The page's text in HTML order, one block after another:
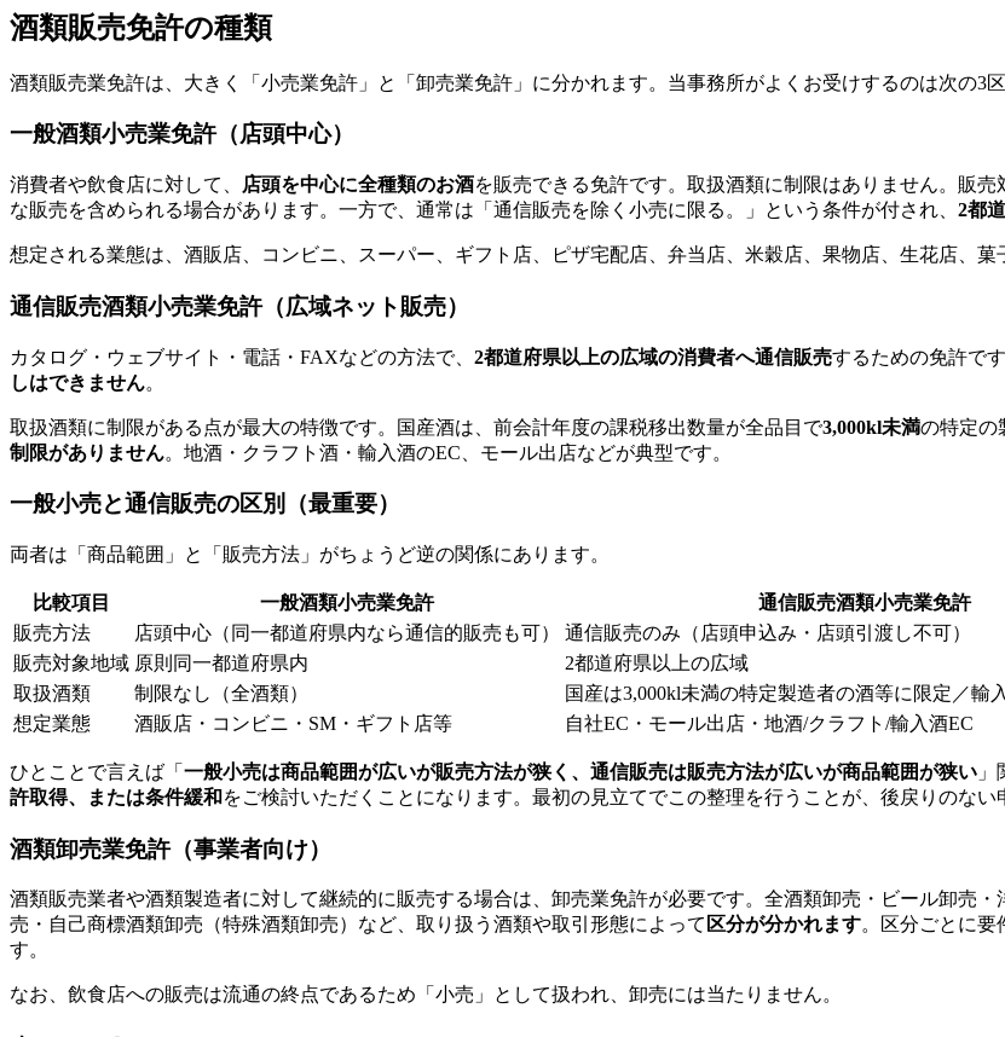
酒類販売免許の種類
酒類販売業免許は、大きく「小売業免許」と「卸売業免許」に分かれます。当事務所がよくお受けするのは次の3区
一般酒類小売業免許（店頭中心）
消費者や飲食店に対して、 店頭を中心に全種類のお酒を販売できる免許です。取扱酒類に制限はありません。販
な販売を含められる場合があります。一方で、通常は「通信販売を除く小売に限る。」という条件が付され、 2都
想定される業態は、酒販店、コンビニ、スーパー、ギフト店、ピザ宅配店、弁当店、米穀店、果物店、生花店、菓
通信販売酒類小売業免許（広域ネット販売）
カタログ・ウェブサイト・電話・FAXなどの方法で、 2都道府県以上の広域の消費者へ通信販売するための免許で
しはできません。
取扱酒類に制限がある点が最大の特徴です。国産酒は、前会計年度の課税移出数量が全品目で3,000kl未満の特定の
制限がありません。地酒・クラフト酒・輸入酒のEC、モール出店などが典型です。
一般小売と通信販売の区別（最重要）
両者は「商品範囲」と「販売方法」がちょうど逆の関係にあります。
比較項目 一般酒類小売業免許
通信販売酒類小売業免許
販売方法
店頭中心（同一都道府県内なら通信的販売も可）
通信販売のみ（店頭申込み・店頭引渡し不可）
販売対象地域 原則同一都道府県内
2都道府県以上の広域
取扱酒類
制限なし（全酒類）
国産は3,000kl未満の特定製造者の酒等に限定／輸
想定業態
酒販店・コンビニ・SM・ギフト店等 自社EC・モール出店・地酒/クラフト/輸入酒EC
ひとことで言えば「 一般小売は商品範囲が広いが販売方法が狭く、通信販売は販売方法が広いが商品範囲が狭い
許取得、または条件緩和 をご検討いただくことになります。最初の見立てでこの整理を行うことが、後戻りのない
酒類卸売業免許（事業者向け）
酒類販売業者や酒類製造者に対して継続的に販売する場合は、卸売業免許が必要です。全酒類卸売・ビール卸売
売・自己商標酒類卸売（特殊酒類卸売）など、取り扱う酒類や取引形態によって 区分が分かれます。区分ごとに要
す。
なお、飲食店への販売は流通の終点であるため「小売」として扱われ、卸売には当たりません。